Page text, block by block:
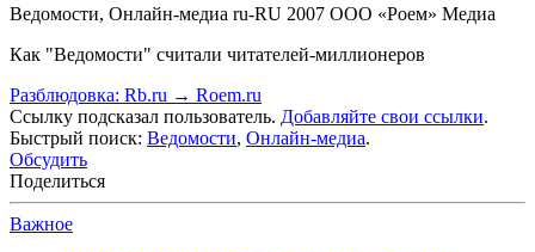
Ведомости, Онлайн-медиа ru-RU 2007 ООО «Роем» Медиа
Как "Ведомости" считали читателей-миллионеров
Разблюдовка: Rb.ru → Roem.ru
Ссылку подсказал пользователь. Добавляйте свои ссылки.
Быстрый поиск: Ведомости, Онлайн-медиа.
Обсудить
Поделиться
Важное